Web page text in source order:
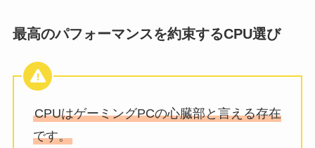
最高のパフォーマンスを約束するCPU選び
CPUはゲーミングPCの心臓部と言える存在
です。